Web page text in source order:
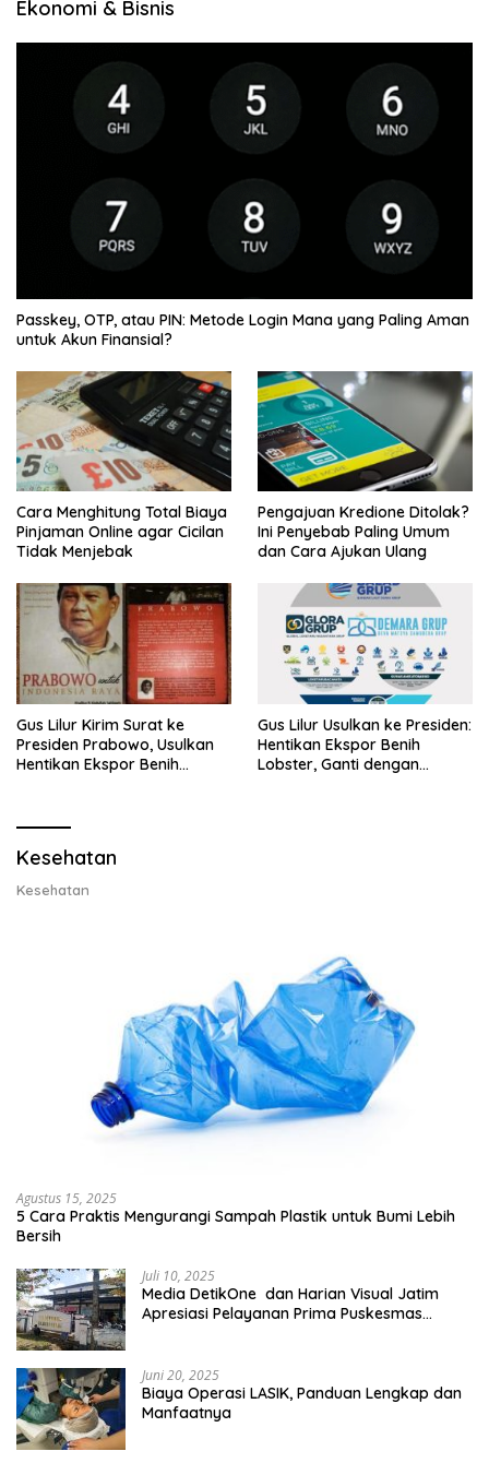
Ekonomi & Bisnis
Passkey, OTP, atau PIN: Metode Login Mana yang Paling Aman
untuk Akun Finansial?
Cara Menghitung Total Biaya
Pinjaman Online agar Cicilan
Tidak Menjebak
Pengajuan Kredione Ditolak?
Ini Penyebab Paling Umum
dan Cara Ajukan Ulang
Gus Lilur Kirim Surat ke
Presiden Prabowo, Usulkan
Hentikan Ekspor Benih
Gus Lilur Usulkan ke Presiden:
Hentikan Ekspor Benih
Lobster, Ganti dengan
Kesehatan
Kesehatan
Agustus 15, 2025
5 Cara Praktis Mengurangi Sampah Plastik untuk Bumi Lebih
Bersih
Juli 10, 2025
Media DetikOne dan Harian Visual Jatim
Apresiasi Pelayanan Prima Puskesmas
Juni 20, 2025
Biaya Operasi LASIK, Panduan Lengkap dan
Manfaatnya